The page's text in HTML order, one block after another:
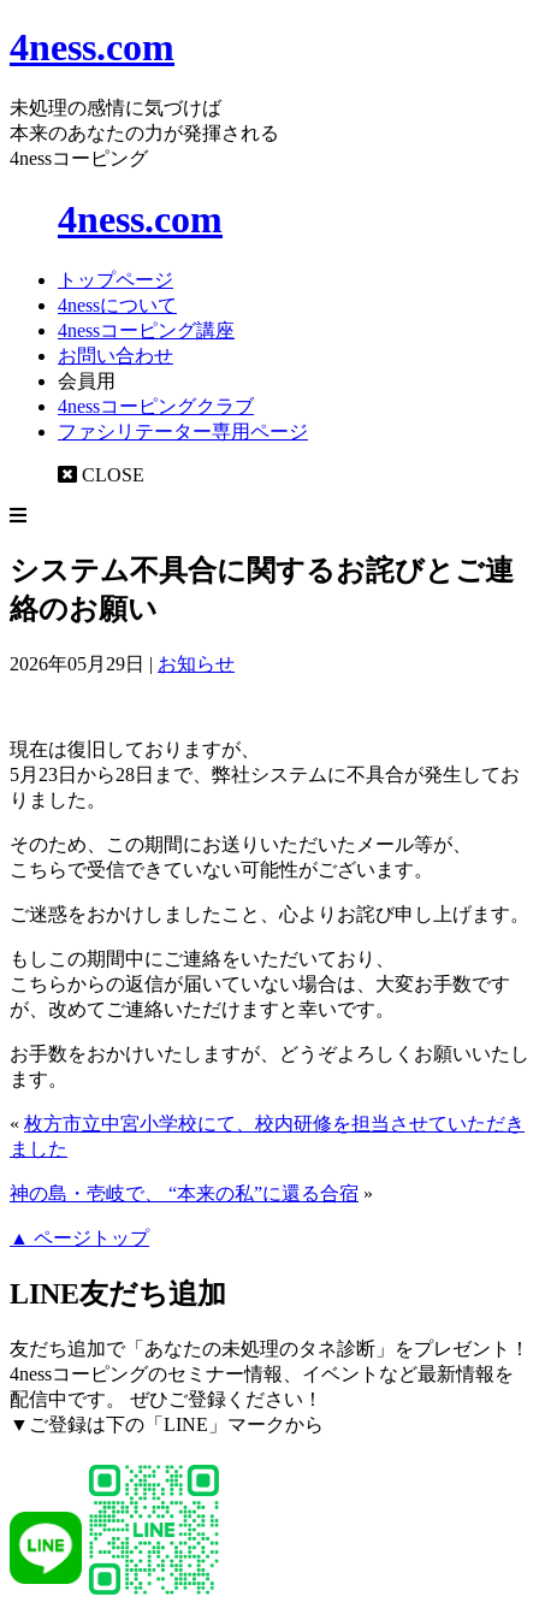
4ness.com
未処理の感情に気づけば
本来のあなたの力が発揮される
4nessコーピング
4ness.com
トップページ
4nessについて
4nessコーピング講座
お問い合わせ
会員用
4nessコーピングクラブ
ファシリテーター専用ページ
CLOSE
システム不具合に関するお詫びとご連
絡のお願い
2026年05月29日 | お知らせ
現在は復旧しておりますが、
5月23日から28日まで、弊社システムに不具合が発生してお
りました。
そのため、この期間にお送りいただいたメール等が、
こちらで受信できていない可能性がございます。
ご迷惑をおかけしましたこと、心よりお詫び申し上げます。
もしこの期間中にご連絡をいただいており、
こちらからの返信が届いていない場合は、大変お手数です
が、改めてご連絡いただけますと幸いです。
お手数をおかけいたしますが、どうぞよろしくお願いいたし
ます。
« 枚方市立中宮小学校にて、校内研修を担当させていただき
ました
神の島・壱岐で、 “本来の私”に還る合宿 »
▲ ページトップ
LINE友だち追加
友だち追加で「あなたの未処理のタネ診断」をプレゼント！
4nessコーピングのセミナー情報、イベントなど最新情報を
配信中です。 ぜひご登録ください！
▼ご登録は下の「LINE」マークから